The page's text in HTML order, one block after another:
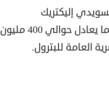
إليكتريك
(المملوكة بنسبة 97%)، عقدًا بإجمالي قيمة 25.31 مليون دولار ما يعادل حوالي 400 مليون
العامة للبترول.